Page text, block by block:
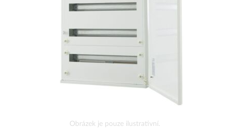
Obrázek je pouze ilustrativní.